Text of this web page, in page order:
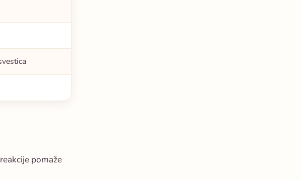
pomaže